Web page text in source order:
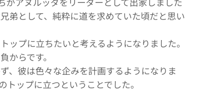
弟として、純粋に道を求めていた頃だと思い
ップに立ちたいと考えるようになりました。
からです。
、彼は色々な企みを計画するようになりま
ップに立つということでした。